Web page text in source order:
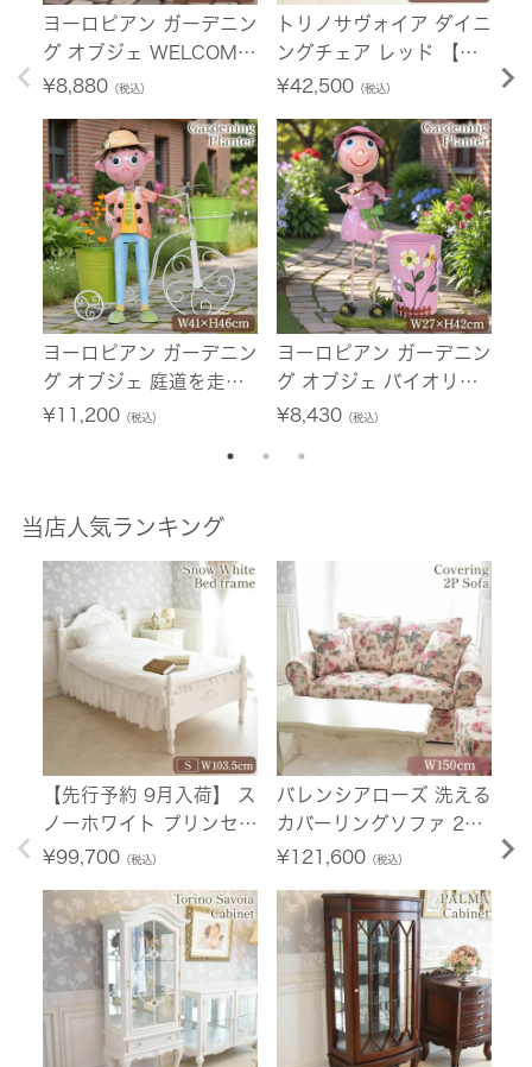
ヨーロピアン ガーデニン
グ オブジェ WELCOME
の少女（プランターカバ
¥8,880（税込）
ヨーロピアン ガーデニン
グ オブジェ 庭道を走る
自転車の少年（プランタ
¥11,200（税込）
トリノサヴォイア ダイニ
ングチェア レッド 【送
料無料】
¥42,500（税込）
ヨーロピアン ガーデニン
グ オブジェ バイオリン
の少女（プランターカバ
¥8,430（税込）
¥
当店人気ランキング
【先行予約 9月入荷】 ス
ノーホワイト プリンセス
シングルベッド ホワイト
設置サービス付】
¥99,700（税込）
バレンシアローズ 洗える
カバーリングソファ 2人
掛け(2P) 薔薇 幅150cm
ス付】
¥121,600（税込） ¥